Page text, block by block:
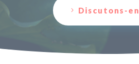
Discutons-en